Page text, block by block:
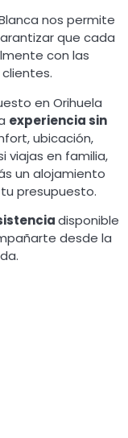
nos permite
que cada
con las
en Orihuela
experiencia sin
ubicación,
viajas en familia,
un alojamiento
presupuesto.
disponible
desde la